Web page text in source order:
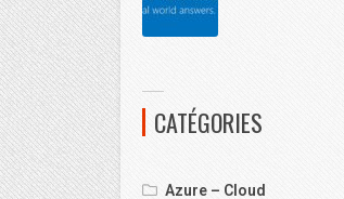
CATÉGORIES
Azure – Cloud